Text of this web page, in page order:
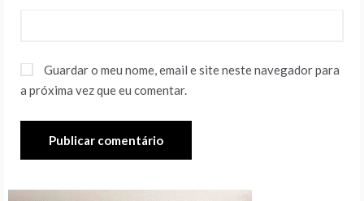
Guardar o meu nome, email e site neste navegador para
a próxima vez que eu comentar.